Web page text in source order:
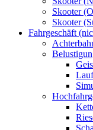
Skooter
Skooter
Fahrgeschäft